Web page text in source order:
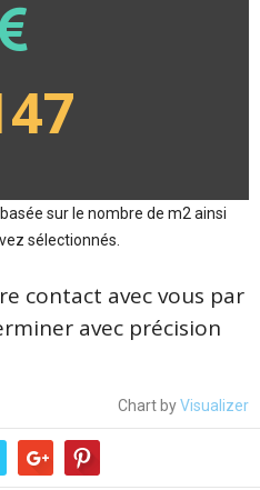
sur le nombre de m2 ainsi
sélectionnés.
contact avec vous par
avec précision
Chart byVisualizer